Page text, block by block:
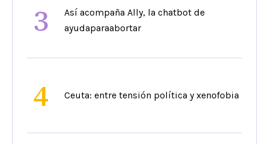
3
Así acompaña Ally, la chatbot de
ayudaparaabortar
4 Ceuta: entre tensión política y xenofobia